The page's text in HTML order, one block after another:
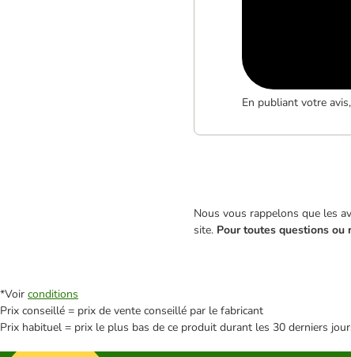
En publiant votre
Nous vous rappelons que les
site. Pour toutes questions ou
*Voir conditions
Prix conseillé = prix de vente conseillé par le fabricant
Prix habituel = prix le plus bas de ce produit durant les 30 derniers